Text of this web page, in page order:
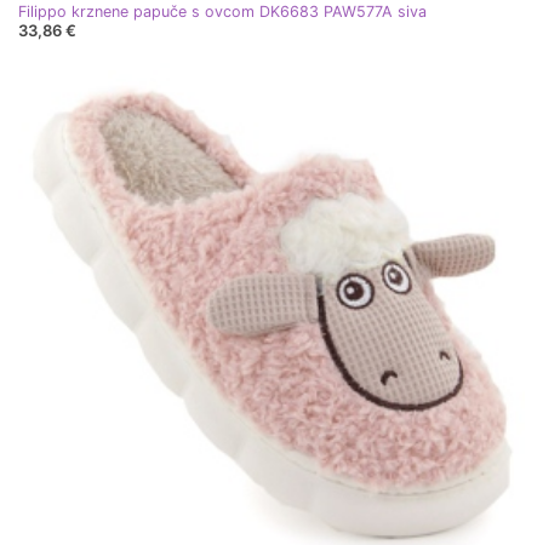
Filippo krznene papuče s ovcom DK6683 PAW577A siva
33,86 €